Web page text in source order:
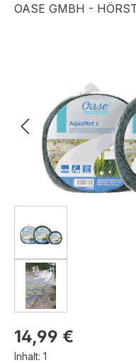
OASE GMBH -
Regulärer Preis:
14,99 €
Inhalt: 1